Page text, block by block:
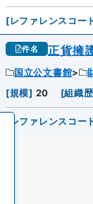
[レファレンスコー
件名 正貨擁
国立公文書館
[規模] 20 [組織
レファレンスコー